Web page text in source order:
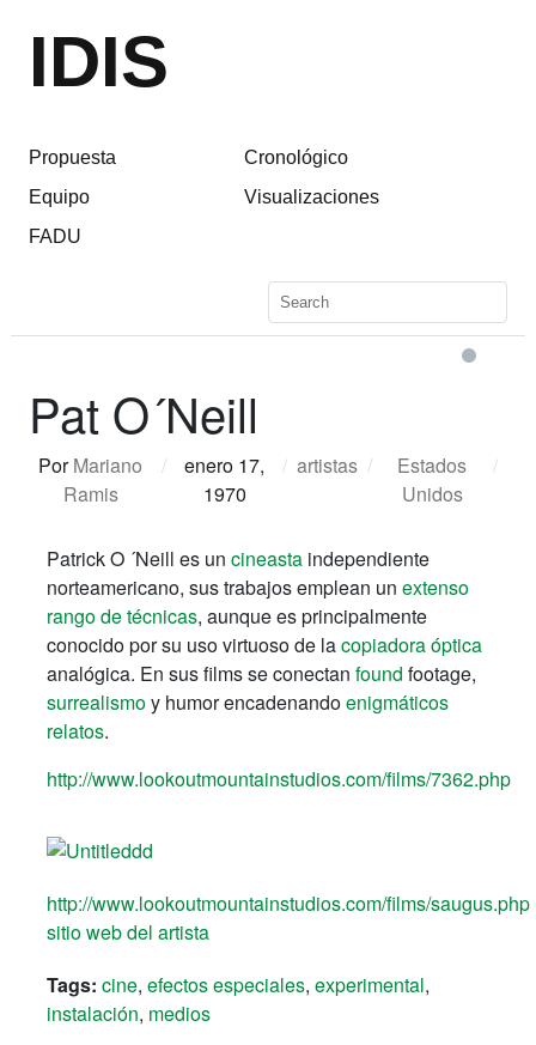
IDIS
Propuesta
Equipo
FADU
Cronológico
Visualizaciones
Pat O´Neill
PorMariano
Ramis
/
enero 17,
1970
/ artistas /
Estados
Unidos
/
Patrick O ´Neill es un cineasta independiente
norteamericano, sus trabajos emplean un extenso
rango de técnicas, aunque es principalmente
conocido por su uso virtuoso de lacopiadora óptica
analógica. En sus films se conectan found footage,
surrealismoy humor encadenandoenigmáticos
relatos.
http://www.lookoutmountainstudios.com/films/7362.php
http://www.lookoutmountainstudios.com/films/saugus.php
sitio web del artista
Tags: cine, efectos especiales, experimental,
instalación, medios